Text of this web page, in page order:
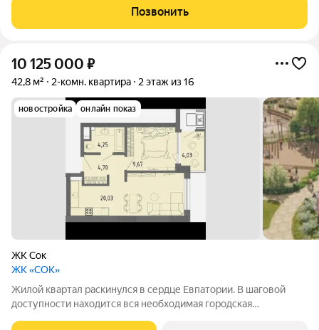
кухня, где приятно готовить и собираться с близкими
Предчистовая отделка - воплотите
Позвонить
10 125 000 ₽
42,8 м² 2-комн. квартира 2 этаж из 16
новостройка онлайн показ
ЖК Сок
ЖК «СОК»
Жилой квартал раскинулся в сердце Евпатории. В шаговой
доступности находится вся необходимая городская